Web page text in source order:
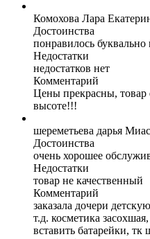
Комохова Лара
Достоинства
понравилось буквально
Недостатки
недостатков нет
Комментарий
Цены прекрасны, товар
высоте!!!
шереметьева дарья
Достоинства
очень хорошее
Недостатки
товар не качественный
Комментарий
заказала дочери
т.д. косметика
вставить батарейки, тк